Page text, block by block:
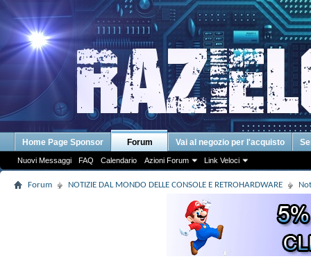
Home Page Sponsor Forum
Nuovi Messaggi FAQ Calendario Azioni Forum Link Veloci
Vai al negozio per l'acquisto
Forum NOTIZIE DAL MONDO DELLE CONSOLE E RETROHARDWARE